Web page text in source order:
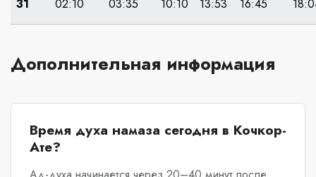
31 02:10 03:35 10:10 13:53 16:45
Дополнительная информация
Время духа намаза сегодня в Кочкор-
Ате?